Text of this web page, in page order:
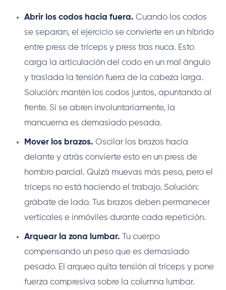
Abrir los codos hacia fuera. Cuando los codos
se separan, el ejercicio se convierte en un híbrido
entre press de tríceps y press tras nuca. Esto
carga la articulación del codo en un mal ángulo
y traslada la tensión fuera de la cabeza larga.
Solución: mantén los codos juntos, apuntando al
frente. Si se abren involuntariamente, la
mancuerna es demasiado pesada.
Mover los brazos. Oscilar los brazos hacia
delante y atrás convierte esto en un press de
hombro parcial. Quizá muevas más peso, pero el
tríceps no está haciendo el trabajo. Solución:
grábate de lado. Tus brazos deben permanecer
verticales e inmóviles durante cada repetición.
Arquear la zona lumbar. Tu cuerpo
compensando un peso que es demasiado
pesado. El arqueo quita tensión al tríceps y pone
fuerza compresiva sobre la columna lumbar.